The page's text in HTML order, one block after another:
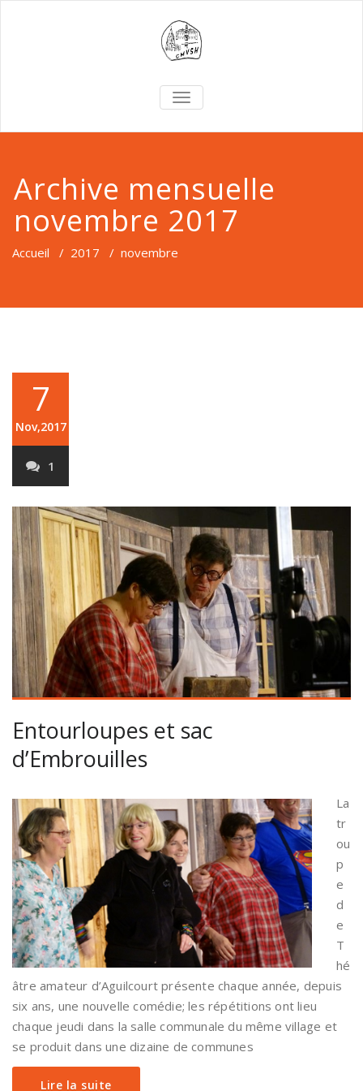
TOGGLE
NAVIGATION
Archive mensuelle
novembre 2017
Accueil / 2017 / novembre
7
Nov,2017
1
Entourloupes et sac
d’Embrouilles
La
tr
ou
p
e
d
e
T
hé
âtre amateur d’Aguilcourt présente chaque année, depuis
six ans, une nouvelle comédie; les répétitions ont lieu
chaque jeudi dans la salle communale du même village et
se produit dans une dizaine de communes
Lire la suite